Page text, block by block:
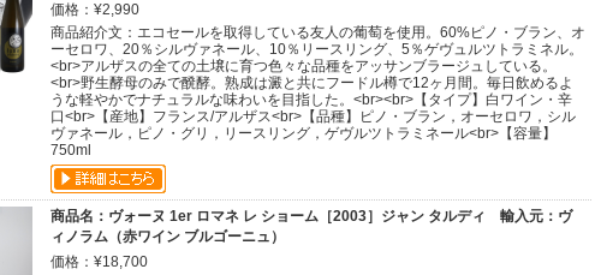
価格：¥2,990
商品紹介文：エコセールを取得している友人の葡萄を使用。60%ピノ・ブラン、オ
ーセロワ、20％シルヴァネール、10％リースリング、5％ゲヴュルツトラミネル。
<br>アルザスの全ての土壌に育つ色々な品種をアッサンブラージュしている。
<br>野生酵母のみで醗酵。熟成は澱と共にフードル樽で12ヶ月間。毎日飲めるよ
うな軽やかでナチュラルな味わいを目指した。<br><br>【タイプ】白ワイン・辛
口<br>【産地】フランス/アルザス<br>【品種】ピノ・ブラン，オーセロワ，シル
ヴァネール，ピノ・グリ，リースリング，ゲヴルツトラミネール<br>【容量】
750ml
商品名：ヴォーヌ 1er ロマネ レ ショーム［2003］ジャン タルディ 輸入元：ヴ
ィノラム（赤ワイン ブルゴーニュ）
価格：¥18,700